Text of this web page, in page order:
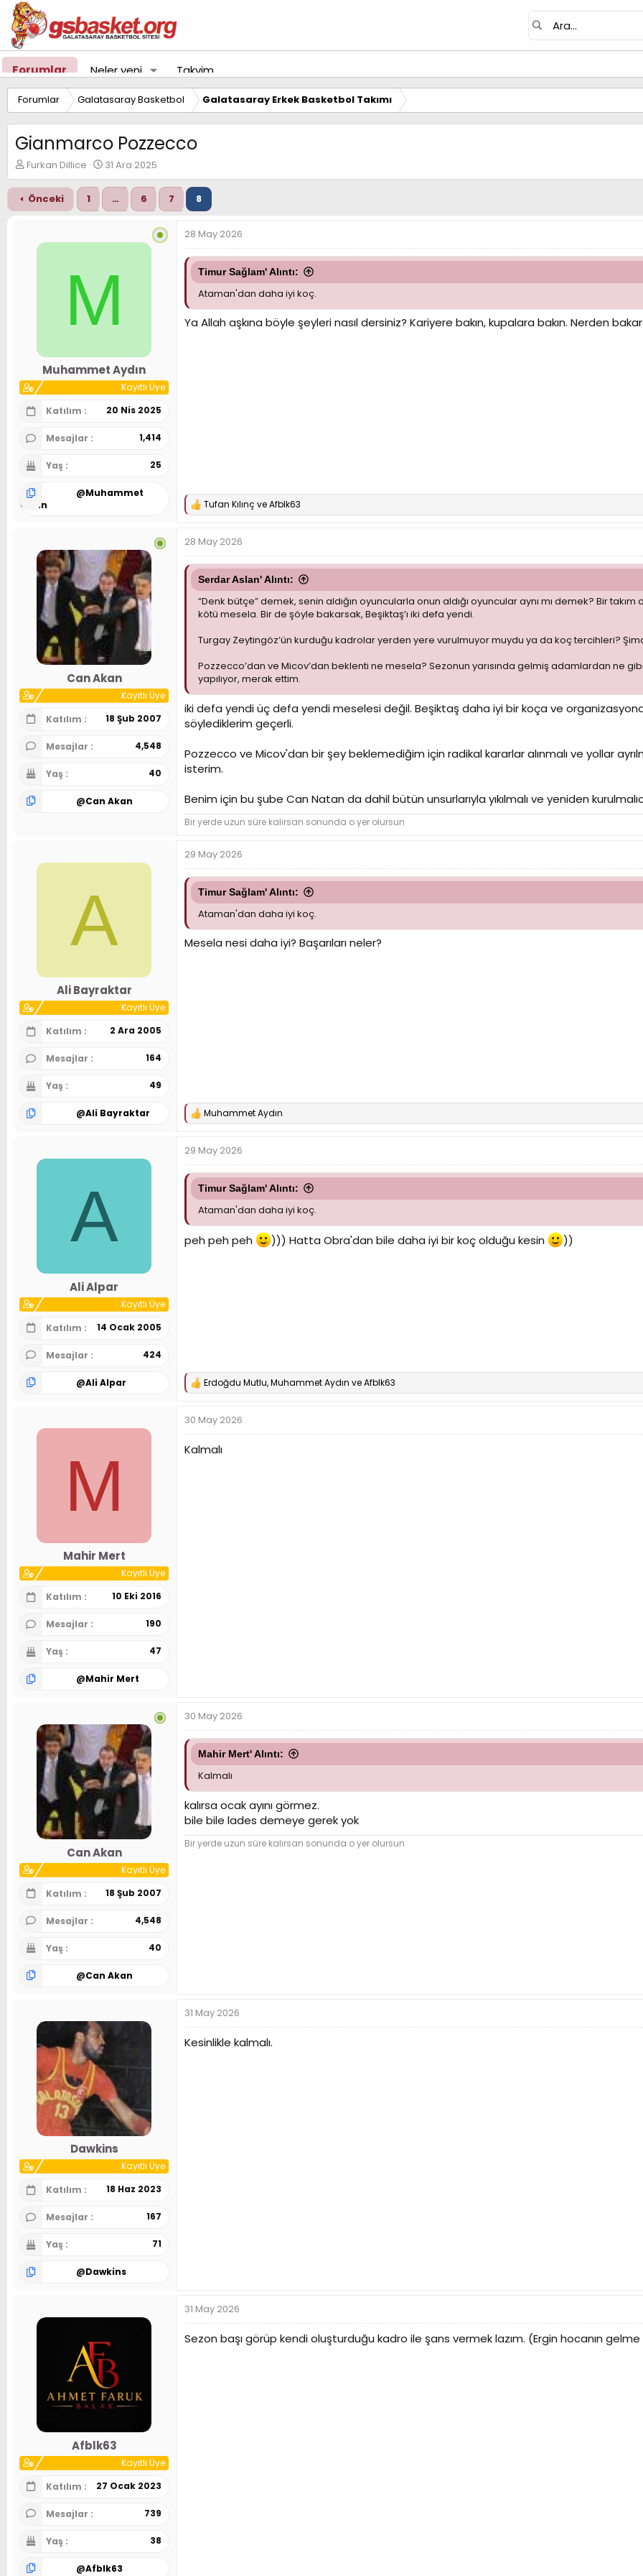
Forumlar Neler yeni Takvim
Forumlar Galatasaray Basketbol Galatasaray Erkek Basketbol Takımı
Gianmarco Pozzecco
K
o
n
u
y
Furkan Dillice
B
a
ş
a
g
t
a
r
31 Ara 2025
Önceki 1 … 6 7 8
M
Muhammet Aydın
Kayıtlı Üye
Katılım
20 Nis 2025
Mesajlar 1,414
Yaş 25
@Muhammet
Aydın
28 May 2026
Timur Sağlam' Alıntı:
Ataman'dan daha iyi koç.
Ya Allah aşkına böyle şeyleri nasıl dersiniz? Kariyere bakın, kupalara bakın. Nerden
T
k
i
l
e
r
Tufan Kılınç veAfblk63
Can Akan
Kayıtlı Üye
Katılım
18 Şub 2007
Mesajlar 4,548
Yaş 40
@Can Akan
28 May 2026
Serdar Aslan' Alıntı:
“Denk bütçe” demek, senin aldığın oyuncularla onun aldığı oyuncular aynı mı demek? Bir
kötü mesela. Bir de şöyle bakarsak, Beşiktaş’ı iki defa yendi.
Turgay Zeytingöz’ün kurduğu kadrolar yerden yere vurulmuyor muydu ya da koç tercihleri?
Pozzecco’dan ve Micov’dan beklenti ne mesela? Sezonun yarısında gelmiş adamlardan ne
yapılıyor, merak ettim.
iki defa yendi üç defa yendi meselesi değil. Beşiktaş daha iyi bir koça ve
söylediklerim geçerli.
Pozzecco ve Micov'dan bir şey beklemediğim için radikal kararlar alınmalı ve yollar
isterim.
Benim için bu şube Can Natan da dahil bütün unsurlarıyla yıkılmalı ve yeniden
Bir yerde uzun süre kalırsan sonunda o yer olursun
A
Ali Bayraktar
Kayıtlı Üye
Katılım
2 Ara 2005
Mesajlar 164
Yaş 49
@Ali Bayraktar
29 May 2026
Timur Sağlam' Alıntı:
Ataman'dan daha iyi koç.
Mesela nesi daha iyi? Başarıları neler?
T
k
i
l
e
r
Muhammet Aydın
A
Ali Alpar
Kayıtlı Üye
Katılım
14 Ocak 2005
Mesajlar 424
@Ali Alpar
29 May 2026
Timur Sağlam' Alıntı:
Ataman'dan daha iyi koç.
peh peh peh ))) Hatta Obra'dan bile daha iyi bir koç olduğu kesin ))
T
k
i
l
e
Erdoğdu Mutlu,Muhammet Aydın veAfblk63
M
Mahir Mert
Kayıtlı Üye
Katılım
10 Eki 2016
Mesajlar 190
Yaş 47
@Mahir Mert
30 May 2026
Kalmalı
Can Akan
Kayıtlı Üye
Katılım
18 Şub 2007
Mesajlar 4,548
Yaş 40
@Can Akan
30 May 2026
Mahir Mert' Alıntı:
Kalmalı
kalırsa ocak ayını görmez.
bile bile lades demeye gerek yok
Bir yerde uzun süre kalırsan sonunda o yer olursun
Dawkins
Kayıtlı Üye
Katılım
18 Haz 2023
Mesajlar 167
Yaş 71
@Dawkins
31 May 2026
Kesinlikle kalmalı.
Afblk63
Kayıtlı Üye
Katılım
27 Ocak 2023
Mesajlar 739
Yaş 38
@Afblk63
31 May 2026
Sezon başı görüp kendi oluşturduğu kadro ile şans vermek lazım. (Ergin hocanın